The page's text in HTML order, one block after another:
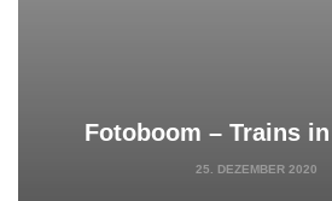
Fotoboom – Trains
25. DEZEMBER 2020